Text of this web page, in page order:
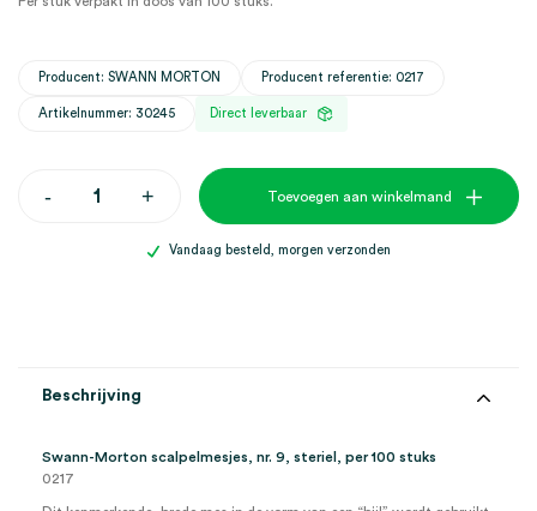
Producent: SWANN MORTON Producent referentie: 0217
Artikelnummer: 30245 Direct leverbaar
-Swann-
+ Toevoegen aan winkelmand
Vandaag besteld, morgen verzonden
Beschrijving
Swann-Morton scalpelmesjes, nr. 9, steriel, per 100 stuks
0217